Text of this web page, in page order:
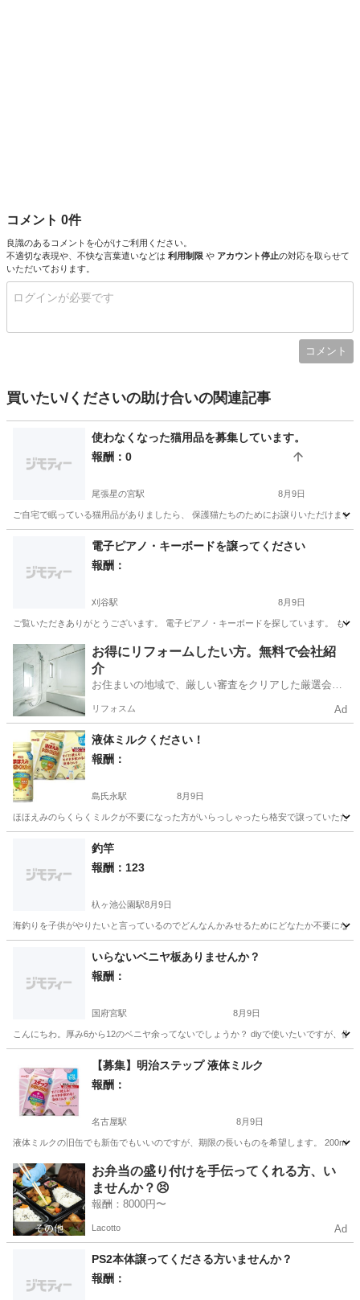
コメント 0件
良識のあるコメントを心がけご利用ください。
不適切な表現や、不快な言葉遣いなどは 利用制限 や アカウント停止の対応を取らせて
いただいております。
コメント
買いたい/くださいの助け合いの関連記事
使わなくなった猫用品を募集しています。
報酬：0
尾張星の宮駅 8月9日
ご自宅で眠っている猫用品がありましたら、 保護猫たちのためにお譲りいただけま
尾張星の宮駅 買いたい/ください
電子ピアノ・キーボードを譲ってください
報酬：
刈谷駅 8月9日
ご覧いただきありがとうございます。 電子ピアノ・キーボードを探しています。 も
愛知 刈谷市 刈谷駅 買いたい/ください
お得にリフォームしたい方。無料で会社紹
介
お住まいの地域で、厳しい審査をクリアした厳選会社
リフォスム Ad
液体ミルクください！
報酬：
島氏永駅 8月9日
ほほえみのらくらくミルクが不要になった方がいらっしゃったら格安で譲っていただ
島氏永駅
釣竿
報酬：123
杁ヶ池公園駅8月9日
海釣りを子供がやりたいと言っているのでどんなんかみせるためにどなたか不要にな
杁ヶ池公園駅 買いたい/ください
いらないベニヤ板ありませんか？
報酬：
国府宮駅 8月9日
こんにちわ。厚み6から12のベニヤ余ってないでしょうか？ diyで使いたいですが、
国府宮駅 買いたい/ください
【募集】明治ステップ 液体ミルク
報酬：
名古屋駅 8月9日
液体ミルクの旧缶でも新缶でもいいのですが、期限の長いものを希望します。 200ml
愛知 名古屋市 名古屋駅 買いたい/ください
お弁当の盛り付けを手伝ってくれる方、い
ませんか？😣
報酬：8000円〜
Lacotto Ad
PS2本体譲ってくださる方いませんか？
報酬：